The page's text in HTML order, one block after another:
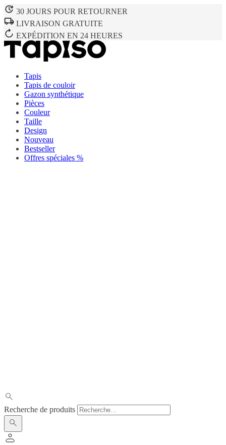
30 JOURS POUR RETOURNER
LIVRAISON GRATUITE
EXPÉDITION EN 24 HEURES
Tapis
Tapis de couloir
Gazon synthétique
Pièces
Couleur
Taille
Design
Nouveau
Bestseller
Offres spéciales %
Recherche de produits